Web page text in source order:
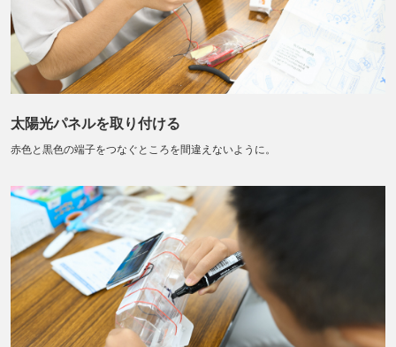
太陽光パネルを取り付ける
赤色と黒色の端子をつなぐところを間違えないように。